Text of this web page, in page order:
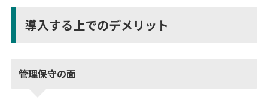
導入する上でのデメリット
管理保守の面